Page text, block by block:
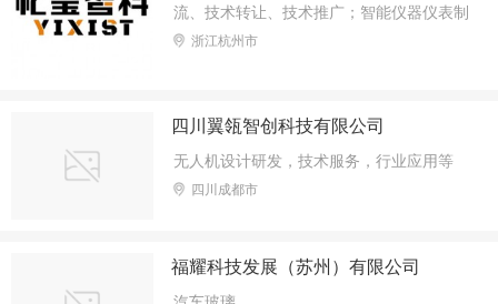
流、技术转让、技术推广；智能仪器仪表制
造；智能仪器仪表销售；智能机器人销售；
销售；教学用模型及教具制造；教学专用仪
销售；计算机软硬件及辅助设备零售；计算
器设备销售；光纤销售；光通信设备销售；
与算法软件开发；人工智能基础软件开发；
浙江杭州市
四川翼瓴智创科技有限公司
无人机设计研发，技术服务，行业应用等
四川成都市
福耀科技发展（苏州）有限公司